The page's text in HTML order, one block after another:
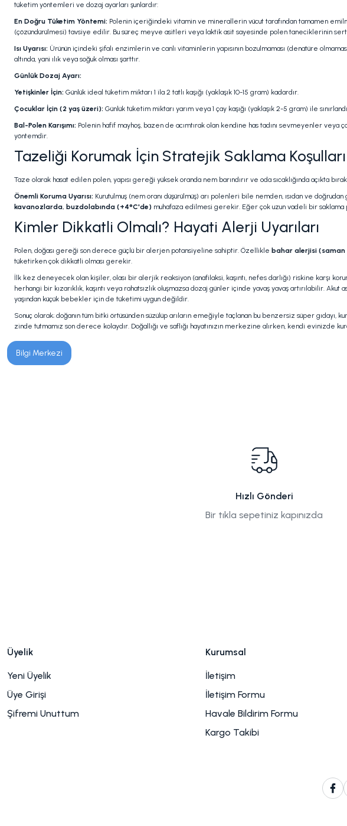
tüketim yöntemleri ve dozaj ayarları şunlardır:
En Doğru Tüketim Yöntemi: Polenin içeriğindeki vitamin ve minerallerin vücut tarafından tamamen
(çözündürülmesi) tavsiye edilir. Bu süreç meyve asitleri veya laktik asit sayesinde polen taneciklerinin sert
Isı Uyarısı: Ürünün içindeki şifalı enzimlerin ve canlı vitaminlerin yapısının bozulmaması (denatüre
altında, yani ılık veya soğuk olması şarttır.
Günlük Dozaj Ayarı:
Yetişkinler İçin: Günlük ideal tüketim miktarı 1 ila 2 tatlı kaşığı (yaklaşık 10-15 gram) kadardır.
Çocuklar İçin (2 yaş üzeri): Günlük tüketim miktarı yarım veya 1 çay kaşığı (yaklaşık 2-5 gram) ile
Bal-Polen Karışımı: Polenin hafif mayhoş, bazen de acımtırak olan kendine has tadını sevmeyenler
yöntemdir.
Tazeliği Korumak İçin Stratejik Saklama Koşulları
Taze olarak hasat edilen polen, yapısı gereği yüksek oranda nem barındırır ve oda sıcaklığında açıkta
Önemli Koruma Uyarısı: Kurutulmuş (nem oranı düşürülmüş) arı polenleri bile nemden, ısıdan ve
kavanozlarda, buzdolabında (+4°C'de) muhafaza edilmesi gerekir. Eğer çok uzun vadeli bir saklama
Kimler Dikkatli Olmalı? Hayati Alerji Uyarıları
Polen, doğası gereği son derece güçlü bir alerjen potansiyeline sahiptir. Özellikle bahar alerjisi (saman
tüketirken çok dikkatli olması gerekir.
İlk kez deneyecek olan kişiler, olası bir alerjik reaksiyon (anafilaksi, kaşıntı, nefes darlığı) riskine karşı
herhangi bir kızarıklık, kaşıntı veya rahatsızlık oluşmazsa dozaj günler içinde yavaş yavaş artırılabilir.
yaşından küçük bebekler için de tüketimi uygun değildir.
Sonuç olarak; doğanın tüm bitki örtüsünden süzülüp arıların emeğiyle taçlanan bu benzersiz süper
zinde tutmamız son derece kolaydır. Doğallığı ve saflığı hayatınızın merkezine alırken, kendi evinizde
Bilgi Merkezi
Hızlı Gönderi
Bir tıkla sepetiniz kapınızda
Üyelik
Yeni Üyelik
Üye Girişi
Şifremi Unuttum
Kurumsal
İletişim
İletişim Formu
Havale Bildirim Formu
Kargo Takibi